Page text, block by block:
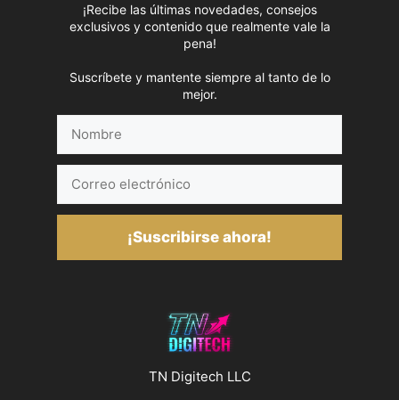
¡Recibe las últimas novedades, consejos
exclusivos y contenido que realmente vale la
pena!
Suscríbete y mantente siempre al tanto de lo
mejor.
electrónico
¡Suscribirse ahora!
TN Digitech LLC